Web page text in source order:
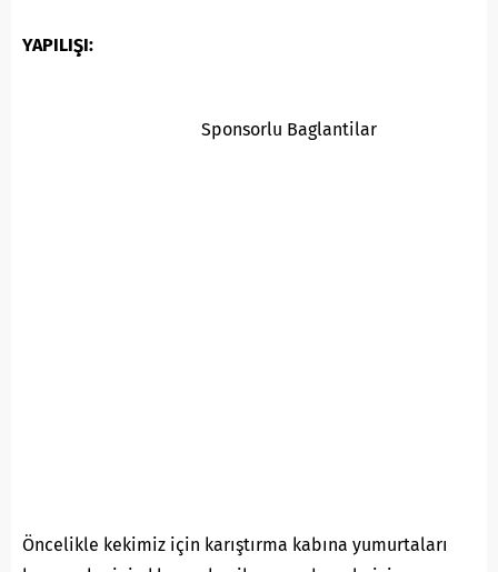
YAPILIŞI:
Sponsorlu Baglantilar
Öncelikle kekimiz için karıştırma kabına yumurtaları